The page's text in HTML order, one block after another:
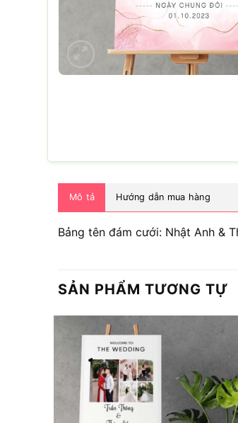
Mô tả Hướng dẫn mua hàng
Bảng tên đám cưới: Nhật Anh &
SẢN PHẨM TƯƠNG TỰ